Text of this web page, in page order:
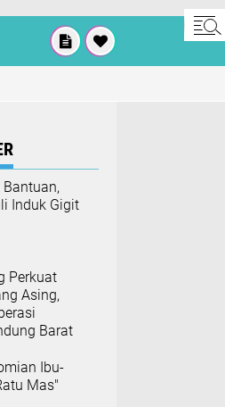
Bantuan,
Induk Gigit
Perkuat
Asing,
Barat
Ibu-
Mas"